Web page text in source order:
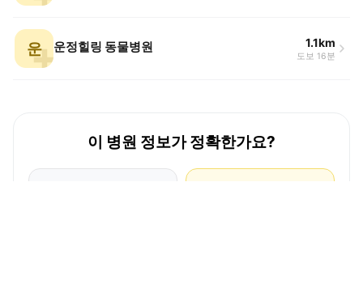
운 운정힐링 동물병원 1.1km
도보 16분
이 병원 정보가 정확한가요?